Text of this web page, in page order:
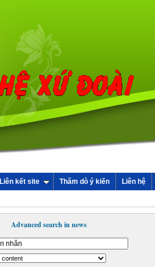
Liên kết site Thăm dò ý kiến Liên hệ
Advanced search in news